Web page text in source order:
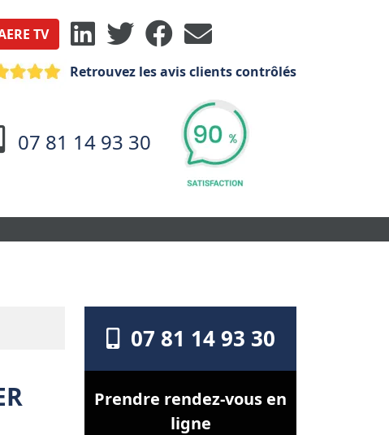
TV
Retrouvez les avis clients contrôlés
07 81 14 93 30
07 81 14 93 30
Prendre rendez-vous en
ligne